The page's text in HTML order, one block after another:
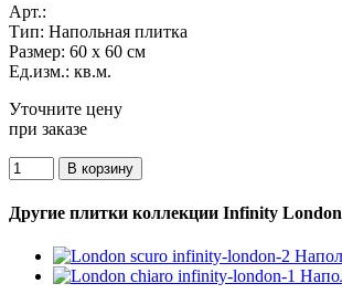
Арт.:
Тип: Напольная плитка
Размер: 60 x 60 см
Ед.изм.: кв.м.
Уточните цену
при заказе
Другие плитки коллекции Infinity London